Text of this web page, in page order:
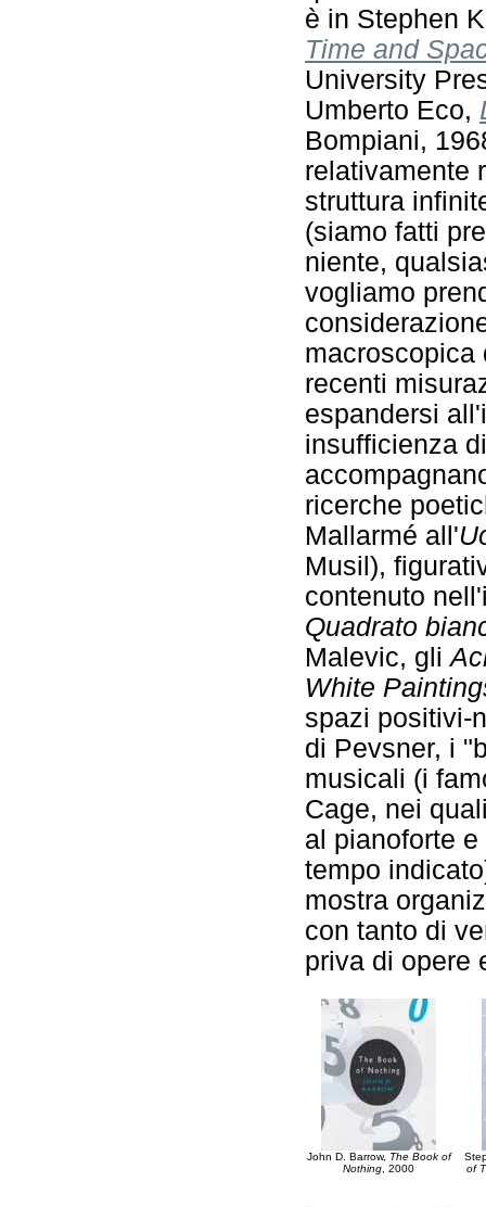
è in Stephen
Time and
University
Umberto Eco,
Bompiani,
relativamente
struttura
(siamo fatti
niente,
vogliamo
macroscopica
recenti
espandersi
insufficienza
ricerche
Mallarmé all'
Musil),
contenuto
Quadrato
Malevic, gli
White
spazi positivi-
di Pevsner, i
musicali (i
Cage, nei
al pianoforte e
tempo
mostra
con tanto di
priva di opere
John D. Barrow, The Book of
Nothing , 2000
of